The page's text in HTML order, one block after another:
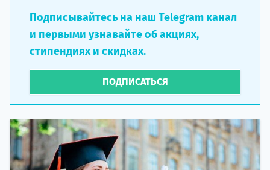
Подписывайтесь на наш Telegram канал
и первыми узнавайте об акциях,
стипендиях и скидках.
ПОДПИСАТЬСЯ